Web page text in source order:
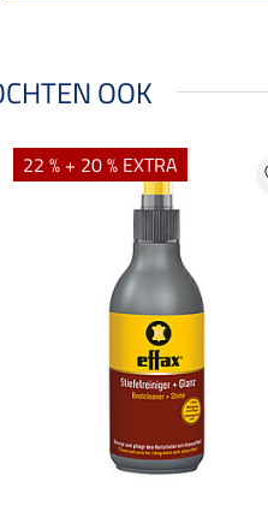
OOK
22 % + 20 % EXTRA